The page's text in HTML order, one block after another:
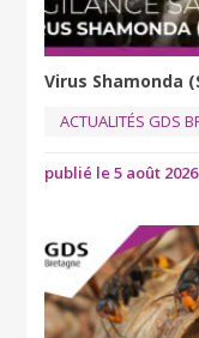
Virus Shamonda
ACTUALITÉS GDS
publié le 5 août 2026